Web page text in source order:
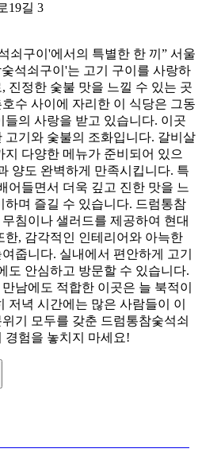
19길 3
쇠구이'에서의 특별한 한 끼” 서울
석쇠구이'는 고기 구이를 사랑하
진정한 숯불 맛을 느낄 수 있는 곳
수 사이에 자리한 이 식당은 그동
의 사랑을 받고 있습니다. 이곳
고기와 숯불의 조화입니다. 갈비살
다양한 메뉴가 준비되어 있으
양도 완벽하게 만족시킵니다. 특
어들면서 더욱 깊고 진한 맛을 느
하며 즐길 수 있습니다. 드럼통참
침이나 샐러드를 제공하여 현대
한, 감각적인 인테리어와 아늑한
줍니다. 실내에서 편안하게 고기
도 안심하고 방문할 수 있습니다.
남에도 적합한 이곳은 늘 북적이
저녁 시간에는 많은 사람들이 이
기 모두를 갖춘 드럼통참숯석쇠
경험을 놓치지 마세요!